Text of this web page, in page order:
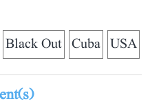
USA
Cuba
Black Out